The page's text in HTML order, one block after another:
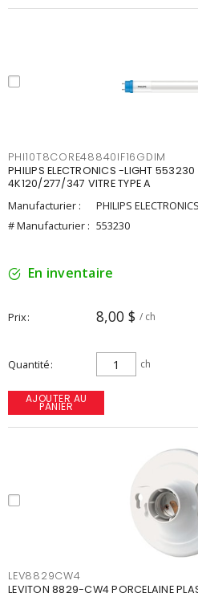
PHI10T8CORE48840IF16GDIM
PHILIPS ELECTRONICS -LIGHT 553230
4K120/277/347 VITRE TYPE A
Manufacturier :
PHILIPS
# Manufacturier : 553230
En inventaire
Prix 8,00 $ / ch
Quantité ch
AJOUTER AU
PANIER
LEV8829CW4
LEVITON 8829-CW4 PORCELAINE